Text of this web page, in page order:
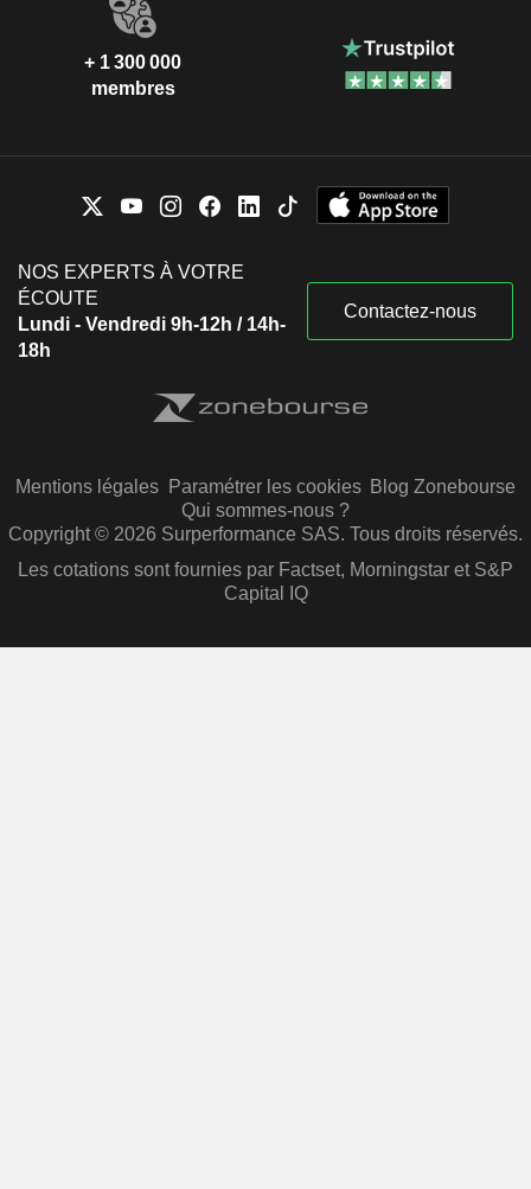
+ 1 300 000
membres
NOS EXPERTS À VOTRE
ÉCOUTE
Lundi - Vendredi 9h-12h / 14h-
18h
Contactez-nous
Mentions légales Paramétrer les cookies Blog Zonebourse
Qui sommes-nous ?
Copyright © 2026 Surperformance SAS. Tous droits réservés.
Les cotations sont fournies par Factset, Morningstar et S&P
Capital IQ